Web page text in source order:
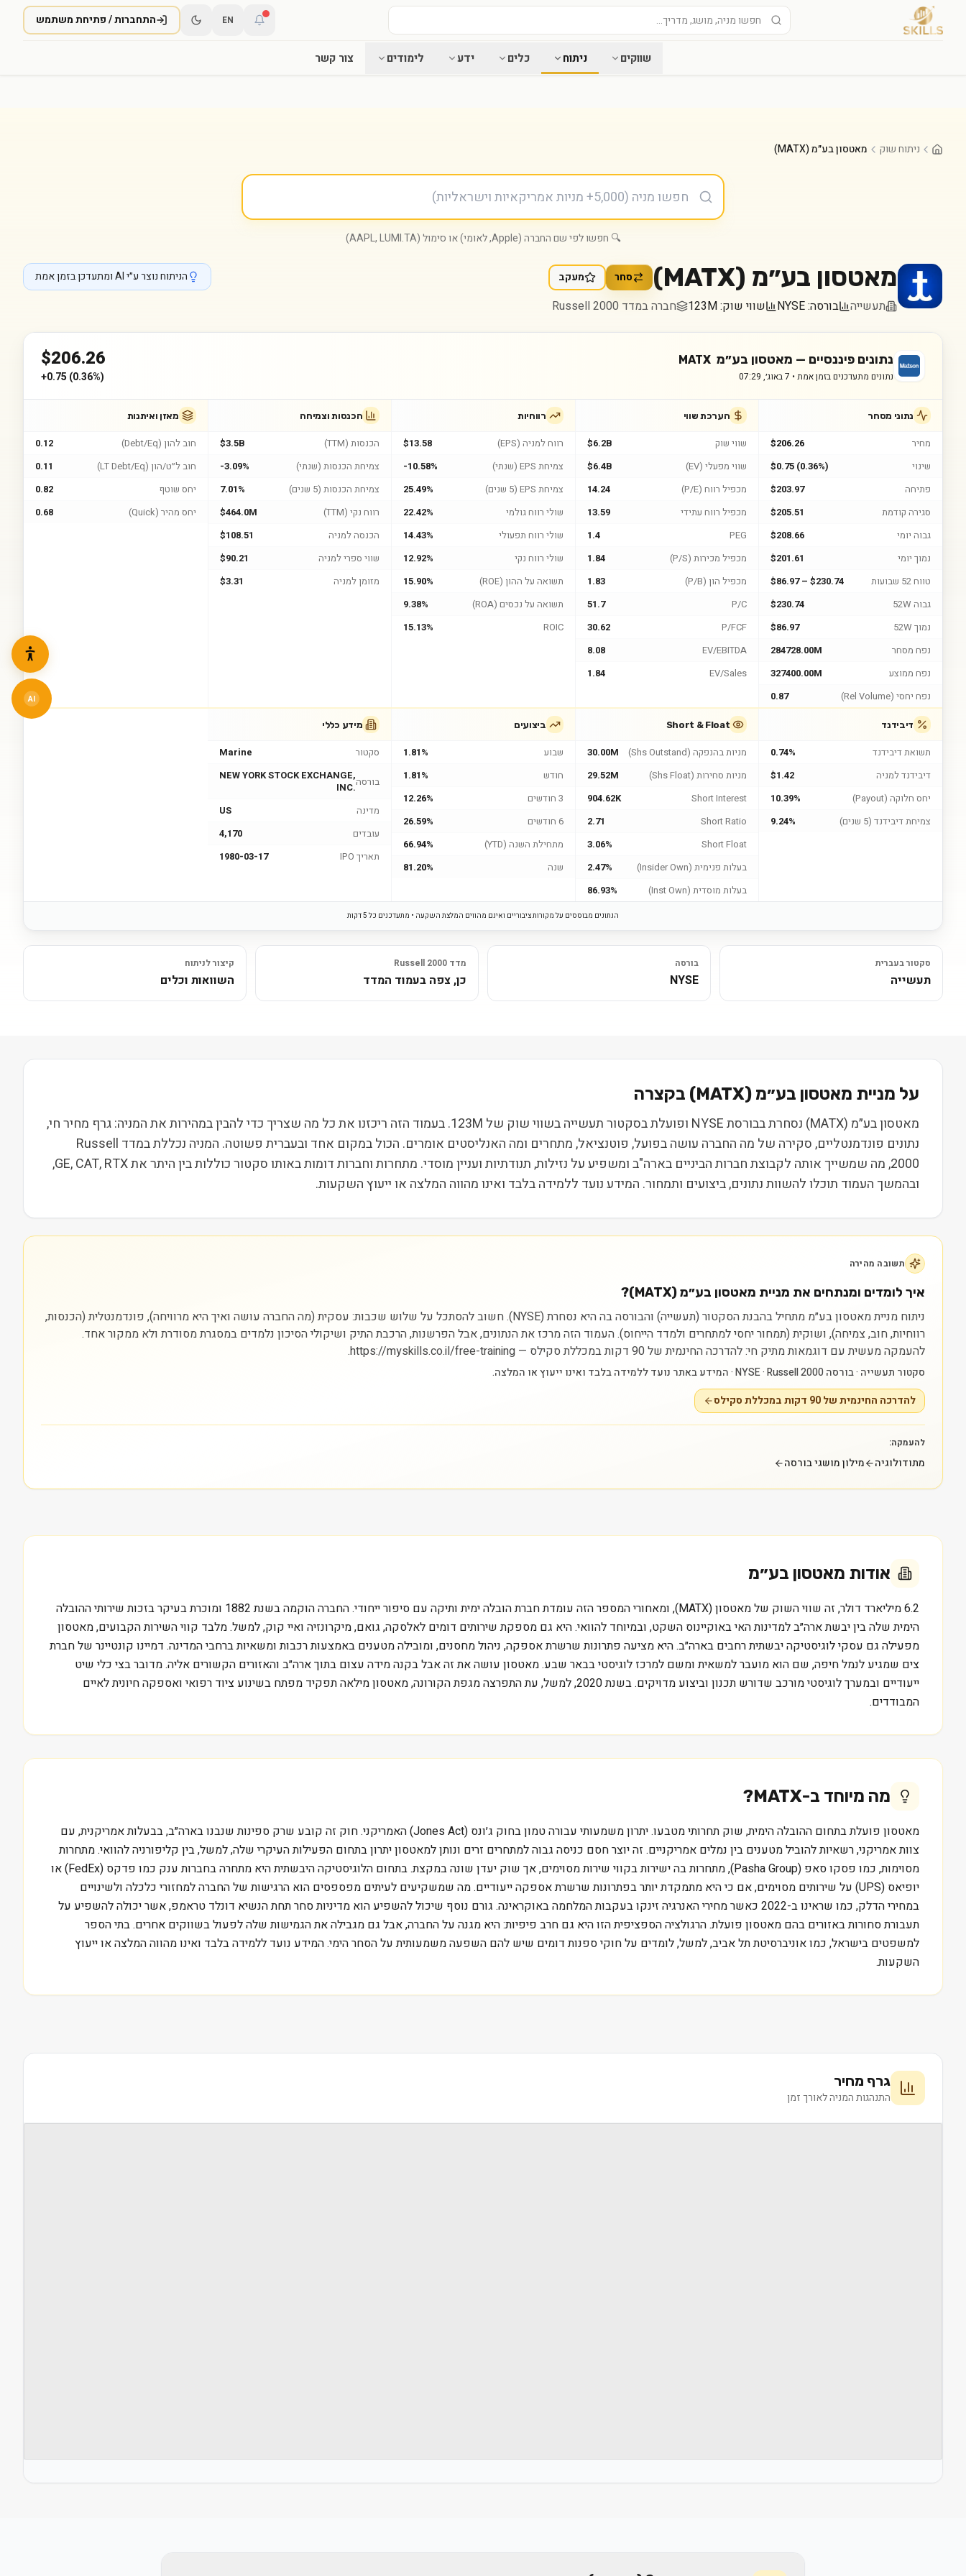
EN התחברות / פתיחת משתמש
שווקים ניתוח כלים ידע לימודים צור קשר
ניתוח שוק מאטסון בע״מ (MATX)
🔍 חפשו לפי שם החברה (Apple, לאומי) או סימול (AAPL, LUMI.TA)
מאטסון בע״מ (
MATX
) סחר מעקב
תעשייה בורסה:NYSE שווי שוק:123M חברה במדד Russell 2000
הניתוח נוצר ע״י AI ומתעדכן בזמן אמת
נתונים פיננסיים — מאטסון בע״מ MATX
נתונים מתעדכנים בזמן אמת • 7 באוג׳, 07:29
$206.26
+0.75 (0.36%)
נתוני מסחר
מחיר
$206.26
שינוי
$0.75 (0.36%)
פתיחה
$203.97
סגירה קודמת
$205.51
גבוה יומי
$208.66
נמוך יומי
$201.61
טווח 52 שבועות
$86.97 – $230.74
גבוה 52W
$230.74
נמוך 52W
$86.97
נפח מסחר
284728.00M
נפח ממוצע
327400.00M
נפח יחסי (Rel Volume)
0.87
הערכת שווי
שווי שוק
$6.2B
שווי מפעלי (EV)
$6.4B
מכפיל רווח (P/E)
14.24
מכפיל רווח עתידי
13.59
PEG
1.4
מכפיל מכירות (P/S)
1.84
מכפיל הון (P/B)
1.83
P/C
51.7
P/FCF
30.62
EV/EBITDA
8.08
EV/Sales
1.84
רווחיות
רווח למניה (EPS)
$13.58
צמיחת EPS (שנתי)
-10.58%
צמיחת EPS (5 שנים)
25.49%
שולי רווח גולמי
22.42%
שולי רווח תפעולי
14.43%
שולי רווח נקי
12.92%
תשואה על ההון (ROE)
15.90%
תשואה על נכסים (ROA)
9.38%
ROIC
15.13%
הכנסות וצמיחה
הכנסות (TTM)
$3.5B
צמיחת הכנסות (שנתי)
-3.09%
צמיחת הכנסות (5 שנים)
7.01%
רווח נקי (TTM)
$464.0M
הכנסה למניה
$108.51
שווי ספרי למניה
$90.21
מזומן למניה
$3.31
מאזן ואיתנות
חוב להון (Debt/Eq)
0.12
חוב ל״ט/הון (LT Debt/Eq)
0.11
יחס שוטף
0.82
יחס מהיר (Quick)
0.68
דיבידנד
תשואת דיבידנד
0.74%
דיבידנד למניה
$1.42
יחס חלוקה (Payout)
10.39%
צמיחת דיבידנד (5 שנים)
9.24%
Short & Float
מניות בהנפקה (Shs Outstand)
30.00M
מניות סחירות (Shs Float)
29.52M
Short Interest
904.62K
Short Ratio
2.71
Short Float
3.06%
בעלות פנימית (Insider Own)
2.47%
בעלות מוסדית (Inst Own)
86.93%
ביצועים
שבוע
1.81%
חודש
1.81%
3 חודשים
12.26%
6 חודשים
26.59%
מתחילת השנה (YTD)
66.94%
שנה
81.20%
מידע כללי
סקטור Marine
בורסהNEW YORK STOCK EXCHANGE,
INC.
מדינה
US
עובדים
4,170
תאריך IPO
1980-03-17
הנתונים מבוססים על מקורות ציבוריים ואינם מהווים המלצת השקעה • מתעדכנים כל 5 דקות
סקטור בעברית
תעשייה
בורסה
NYSE
מדד Russell 2000
כן, צפה בעמוד המדד
קיצור לניתוח
השוואות וכלים
על מניית מאטסון בע״מ (
MATX) בקצרה
מאטסון בע״מ (MATX) נסחרת בבורסת NYSE ופועלת בסקטור תעשייה בשווי שוק של 123M. בעמוד הזה ריכזנו את כל מה שצריך כדי להבין במהירות את המניה: גרף מחיר חי,
נתונים פונדמנטליים, סקירה של מה החברה עושה בפועל, פוטנציאל, מתחרים ומה האנליסטים אומרים. הכול במקום אחד ובעברית פשוטה. המניה נכללת במדד Russell
2000, מה שמשייך אותה לקבוצת חברות הביניים בארה"ב ומשפיע על נזילות, תנודתיות ועניין מוסדי. מתחרות וחברות דומות באותו סקטור כוללות בין היתר את GE, CAT, RTX,
ובהמשך העמוד תוכלו להשוות נתונים, ביצועים ותמחור. המידע נועד ללמידה בלבד ואינו מהווה המלצה או ייעוץ השקעות.
תשובה מהירה
איך לומדים ומנתחים את מניית מאטסון בע״מ (MATX)?
ניתוח מניית מאטסון בע״מ מתחיל בהבנת הסקטור (תעשייה) והבורסה בה היא נסחרת (NYSE). חשוב להסתכל על שלוש שכבות: עסקית (מה החברה עושה ואיך היא מרוויחה), פונדמנטלית (הכנסות,
רווחיות, חוב, צמיחה), ושוקית (תמחור יחסי למתחרים ולמדד הייחוס). העמוד הזה מרכז את הנתונים, אבל הפרשנות, הרכבת התיק ושיקולי הסיכון נלמדים במסגרת מסודרת ולא ממקור אחד.
להעמקה מעשית עם דוגמאות מתיק חי: להדרכה החינמית של 90 דקות במכללת סקילס — https://myskills.co.il/free-training.
סקטור תעשייה · בורסה NYSE · Russell 2000 · המידע באתר נועד ללמידה בלבד ואינו ייעוץ או המלצה.
להדרכה החינמית של 90 דקות במכללת סקילס
להעמקה:
מתודולוגיה מילון מושגי בורסה
אודות מאטסון בע״מ
6.2 מיליארד דולר, זה שווי השוק של מאטסון (MATX), ומאחורי המספר הזה עומדת חברת הובלה ימית ותיקה עם סיפור ייחודי. החברה הוקמה בשנת 1882 ומוכרת בעיקר בזכות שירותי ההובלה
הימית שלה בין יבשת ארה״ב למדינות האי באוקיינוס השקט, ובמיוחד להוואי. היא גם מספקת שירותים דומים לאלסקה, גואם, מיקרונזיה ואיי קוק, למשל. מלבד קווי השירות הקבועים, מאטסון
מפעילה גם עסקי לוגיסטיקה יבשתית רחבים בארה״ב. היא מציעה פתרונות שרשרת אספקה, ניהול מחסנים, ומובילה מטענים באמצעות רכבות ומשאיות ברחבי המדינה. דמיינו קונטיינר של חברת
צים שמגיע לנמל חיפה, שם הוא מועבר למשאית ומשם למרכז לוגיסטי בבאר שבע. מאטסון עושה את זה אבל בקנה מידה עצום בתוך ארה״ב והאזורים הקשורים אליה. מדובר בצי כלי שיט
ייעודיים ובמערך לוגיסטי מורכב שדורש תכנון וביצוע מדויקים. בשנת 2020, למשל, עת התפרצה מגפת הקורונה, מאטסון מילאה תפקיד מפתח בשינוע ציוד רפואי ואספקה חיונית לאיים
המבודדים.
מה מיוחד ב-MATX
?
מאטסון פועלת בתחום ההובלה הימית, שוק תחרותי מטבעו. יתרון משמעותי עבורה טמון בחוק ג׳ונס (Jones Act) האמריקני. חוק זה קובע שרק ספינות שנבנו בארה״ב, בבעלות אמריקנית, עם
צוות אמריקני, רשאיות להוביל מטענים בין נמלים אמריקניים. זה יוצר חסם כניסה גבוה למתחרים זרים ונותן למאטסון יתרון בתחום הפעילות העיקרי שלה, למשל, בין קליפורניה להוואי. מתחרות
מסוימות, כמו פסקו סאפ (Pasha Group), מתחרות בה ישירות בקווי שירות מסוימים, אך שוק יעדן שונה במקצת. בתחום הלוגיסטיקה היבשתית היא מתחרה בחברות ענק כמו פדקס (FedEx) או
יופיאס (UPS) על שירותים מסוימים, אם כי היא מתמקדת יותר בפתרונות שרשרת אספקה ייעודיים. מה שמשקיעים לעיתים מפספסים הוא הרגישות של החברה למחזורי כלכלה ולשינויים
במחירי הדלק, כמו שראינו ב-2022 כאשר מחירי האנרגיה זינקו בעקבות המלחמה באוקראינה. גורם נוסף שיכול להשפיע הוא מדיניות סחר תחת הנשיא דונלד טראמפ, אשר יכולה להשפיע על
תעבורת סחורות באזורים בהם מאטסון פועלת. הרגולציה הספציפית הזו היא גם חרב פיפיות: היא מגנה על החברה, אבל גם מגבילה את הגמישות שלה לפעול בשווקים אחרים. בתי הספר
למשפטים בישראל, כמו אוניברסיטת תל אביב, למשל, לומדים על חוקי ספנות דומים שיש להם השפעה משמעותית על הסחר הימי. המידע נועד ללמידה בלבד ואינו מהווה המלצה או ייעוץ
השקעות.
גרף מחיר
התנהגות המניה לאורך זמן
AI